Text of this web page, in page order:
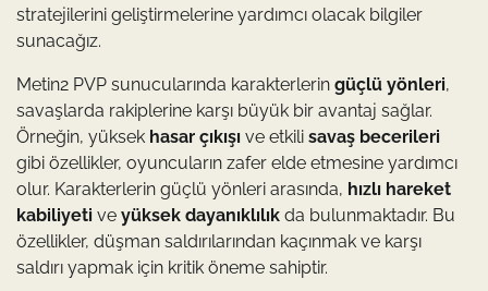
stratejilerini geliştirmelerine yardımcı olacak bilgiler
sunacağız.
Metin2 PVP sunucularında karakterlerin güçlü yönleri,
savaşlarda rakiplerine karşı büyük bir avantaj sağlar.
Örneğin, yüksek hasar çıkışı ve etkili savaş becerileri
gibi özellikler, oyuncuların zafer elde etmesine yardımcı
olur. Karakterlerin güçlü yönleri arasında, hızlı hareket
kabiliyeti ve yüksek dayanıklılık da bulunmaktadır. Bu
özellikler, düşman saldırılarından kaçınmak ve karşı
saldırı yapmak için kritik öneme sahiptir.